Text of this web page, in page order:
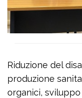
Riduzione del
produzione
organici,